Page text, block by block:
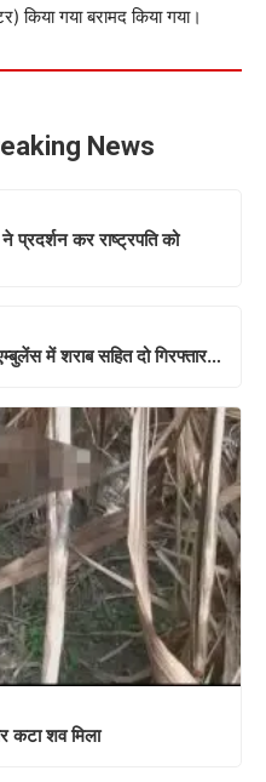
किया गया बरामद किया गया।
News
ने प्रदर्शन कर राष्ट्रपति को
में शराब सहित दो गिरफ्तार…
कटा शव मिला